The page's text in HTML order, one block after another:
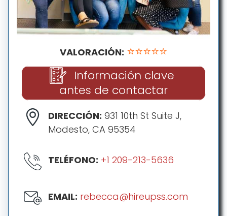
VALORACIÓN: ⭐⭐⭐⭐⭐
Información clave
antes de contactar
DIRECCIÓN: 931 10th St Suite J,
Modesto, CA 95354
TELÉFONO: +1 209-213-5636
EMAIL: rebecca@hireupss.com